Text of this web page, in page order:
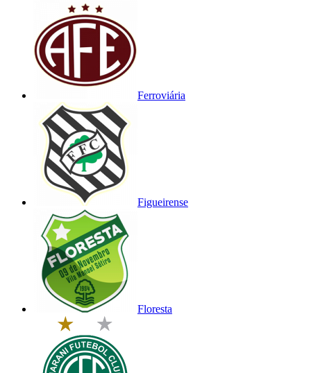
Ferroviária
Figueirense
Floresta